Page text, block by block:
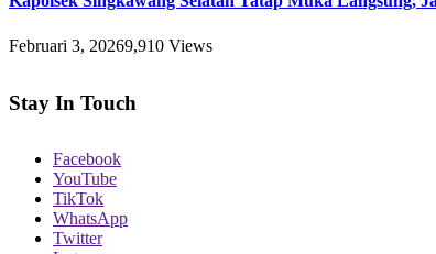
Februari 3, 20269,910 Views
Stay In Touch
Facebook
YouTube
TikTok
WhatsApp
Twitter